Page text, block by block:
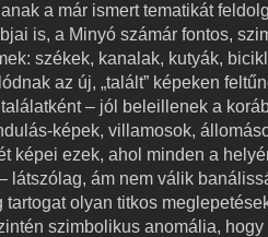
a már ismert tematikát
is, a Minyó számár fontos,
székek, kanalak, kutyák,
az új, „talált” képeken
– jól beleillenek a
képek, villamosok,
képei ezek, ahol minden a
látszólag, ám nem válik
tartogat olyan titkos
szimbolikus anomália,